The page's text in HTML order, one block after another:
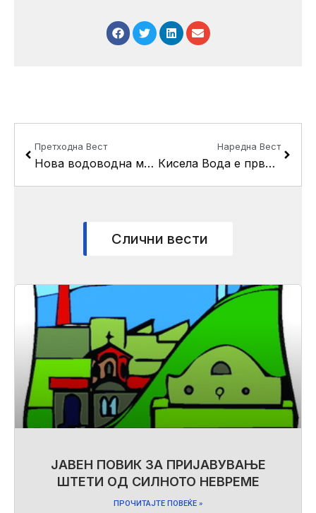
Претходна Вест
Нова водоводна мрежа и асфалтирање на улиците “Корџевска”, “Мишевска” и “Домазетовска”
Наредна Вест
Кисела Вода е првата дигитализирана општина во Македонија и пошироко
Слични вести
ЈАВЕН ПОВИК ЗА ПРИЈАВУВАЊЕ
ШТЕТИ ОД СИЛНОТО НЕВРЕМЕ
ПРОЧИТАЈТЕ ПОВЕЌЕ »